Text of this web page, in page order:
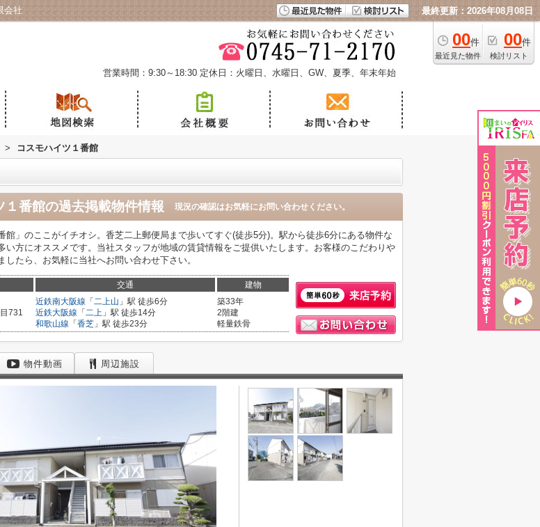
会社 最終更新：2026年08月08日
00件
最近見た物件
00件
検討リスト
営業時間：9:30～18:30 定休日：火曜日、水曜日、GW、夏季、年末年始
> コスモハイツ１番館
１番館の過去掲載物件情報 現況の確認はお気軽にお問い合わせください。
館」のここがイチオシ。香芝二上郵便局まで歩いてすぐ(徒歩5分)。駅から徒歩6分にある物件な
い方にオススメです。当社スタッフが地域の賃貸情報をご提供いたします。お客様のこだわりや
したら、お気軽に当社へお問い合わせ下さい。
交通 建物
731
近鉄南大阪線 「 二上山 」駅 徒歩6分
近鉄大阪線 「 二上 」駅 徒歩14分
和歌山線 「 香芝 」駅 徒歩23分
築33年
2階建
軽量鉄骨
物件動画 周辺施設